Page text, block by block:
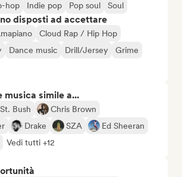
hop Indie pop Pop soul Soul
disposti ad accettare
Cloud Rap / Hip Hop
Dance music Drill/Jersey
Grime
musica simile a...
St. Bush
Chris Brown
Drake SZA
Ed Sheeran
Vedi tutti +12